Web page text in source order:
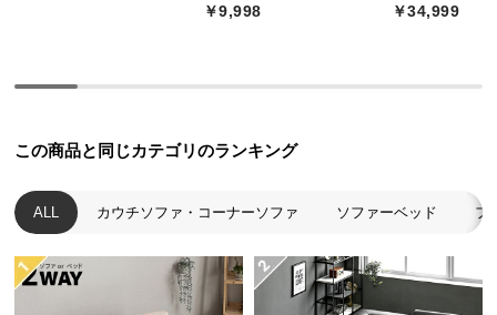
配
に
い
て
高さ 奥行き
ベッドスタイル
シングルサイズのベッド
ほどの大きさがあり、ゆ
ったりとくつろげます。
￥9,998 ￥34,999
この商品と同じカテゴリのランキング
ALL カウチソファ・コーナーソファ ソファーベッド フ